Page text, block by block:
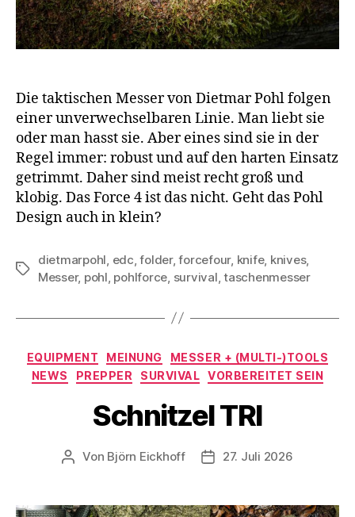
Die taktischen Messer von Dietmar Pohl folgen
einer unverwechselbaren Linie. Man liebt sie
oder man hasst sie. Aber eines sind sie in der
Regel immer: robust und auf den harten Einsatz
getrimmt. Daher sind meist recht groß und
klobig. Das Force 4 ist das nicht. Geht das Pohl
Design auch in klein?
Schlagwörter
dietmarpohl, edc,folder,forcefour, knife, knives,
Messer, pohl, pohlforce, survival,taschenmesser
Kategorien
EQUIPMENT MEINUNG
MESSER + (MULTI-)TOOLS
NEWS
PREPPER SURVIVAL VORBEREITET SEIN
Schnitzel TRI
Beitragsautor
Von Björn Eickhoff Veröffentlichungsdatum
27. Juli 2026